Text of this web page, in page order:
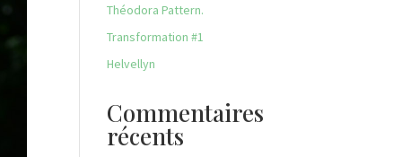
Théodora Pattern.
Transformation #1
Helvellyn
Commentaires
récents